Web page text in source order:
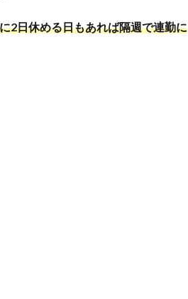
2日休める日もあれば隔週で連勤に